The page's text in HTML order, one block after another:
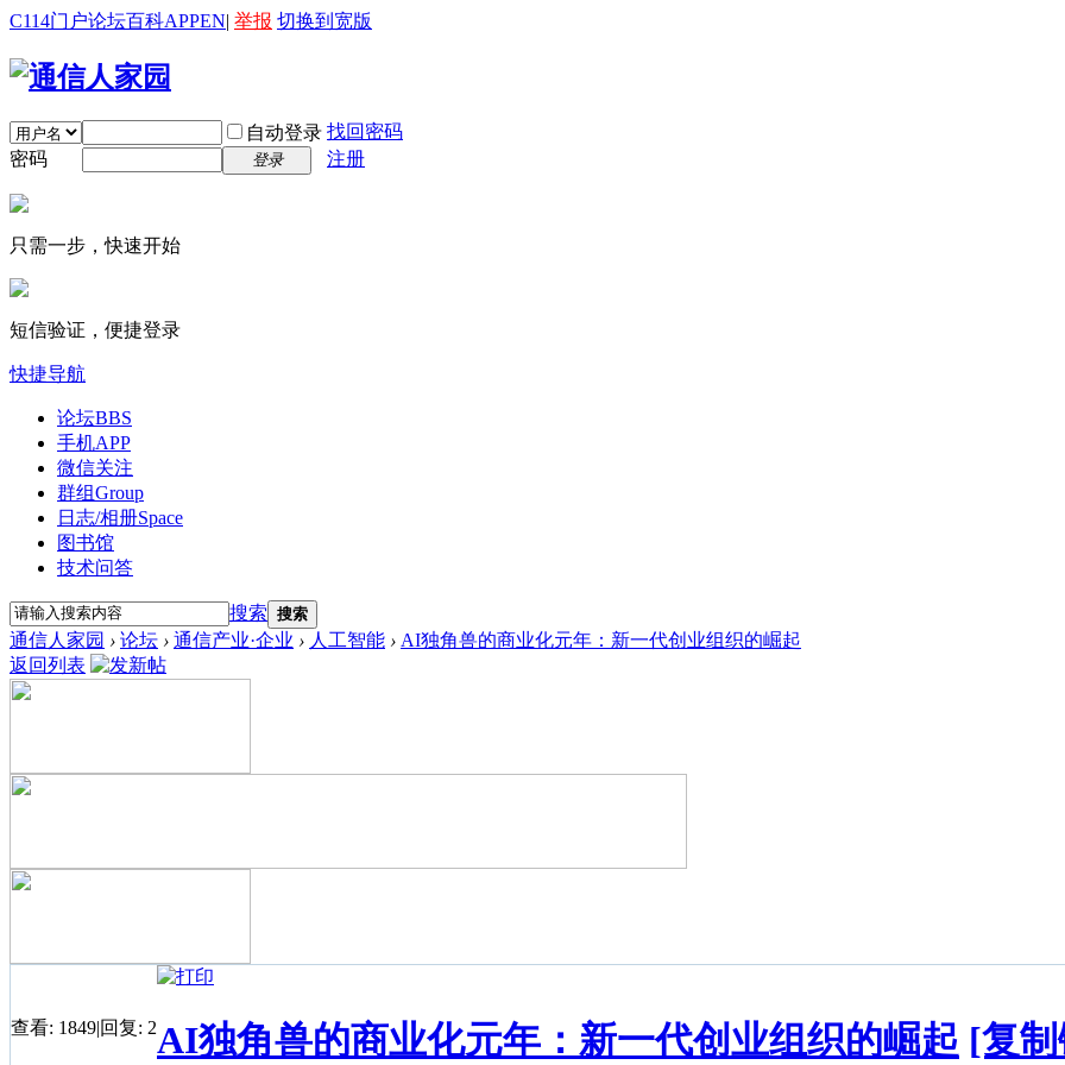
C114门户论坛百科APPEN| 举报 切换到宽版
自动登录 找回密码
密码
登录 注册
只需一步，快速开始
短信验证，便捷登录
快捷导航
论坛BBS
手机APP
微信关注
群组Group
日志/相册Space
图书馆
技术问答
搜索 搜索
通信人家园 › 论坛 › 通信产业·企业 › 人工智能 › AI独角兽的商业化元年：新一代创业组织的崛起
返回列表
查看: 1849|回复: 2AI独角兽的商业化元年：新一代创业组织的崛起 [复